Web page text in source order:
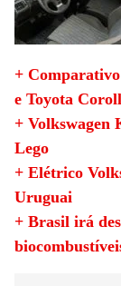
+
e Toyota
+ Volkswagen
Lego
+ Elétrico
Uruguai
+ Brasil irá